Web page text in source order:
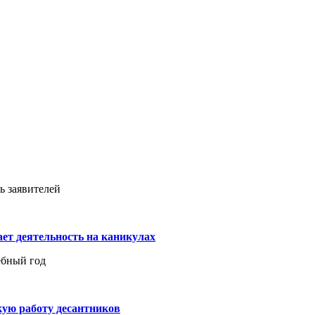
заявителей
деятельность на каникулах
год
работу десантников